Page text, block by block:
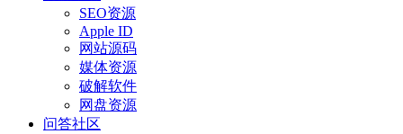
SEO资源
Apple ID
网站源码
媒体资源
破解软件
网盘资源
问答社区